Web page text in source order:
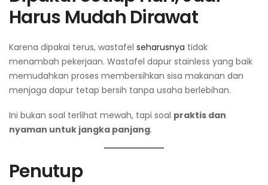
Harus Mudah Dirawat
Karena dipakai terus, wastafel seharusnya tidak
menambah pekerjaan. Wastafel dapur stainless yang baik
memudahkan proses membersihkan sisa makanan dan
menjaga dapur tetap bersih tanpa usaha berlebihan.
Ini bukan soal terlihat mewah, tapi soal praktis dan
nyaman untuk jangka panjang.
Penutup